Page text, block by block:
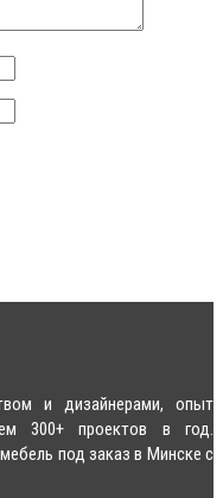
и дизайнерами, опыт
300+ проектов в год.
под заказ в Минске с